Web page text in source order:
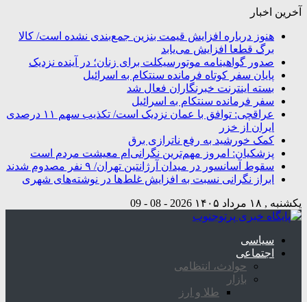
آخرین اخبار
هنوز درباره افزایش قیمت بنزین جمع‌بندی نشده است/ کالا
برگ قطعا افزایش می‌یابد
صدور گواهینامه موتورسیکلت برای زنان؛ در آینده نزدیک
پایان سفر کوتاه فرمانده سنتکام به اسرائیل
بسته اینترنت خبرنگاران فعال شد
سفر فرمانده سنتکام به اسرائیل
عراقچی: توافق با عمان نزدیک است/ تکذیب سهم ۱۱ درصدی
ایران از خزر
کمک خورشید به رفع ناترازی برق
پزشکیان: امروز مهم‌ترین نگرانی‌ام معیشت مردم است
سقوط آسانسور در میدان آرژانتین تهران/ ۹ نفر مصدوم شدند
ابراز نگرانی نسبت به افزایش غلط‌ها در نوشته‌های شهری
یکشنبه , ۱۸ مرداد ۱۴۰۵ 2026 - 08 - 09
سیاسی
اجتماعی
حوادث، انتظامی
بازار
طلا و ارز